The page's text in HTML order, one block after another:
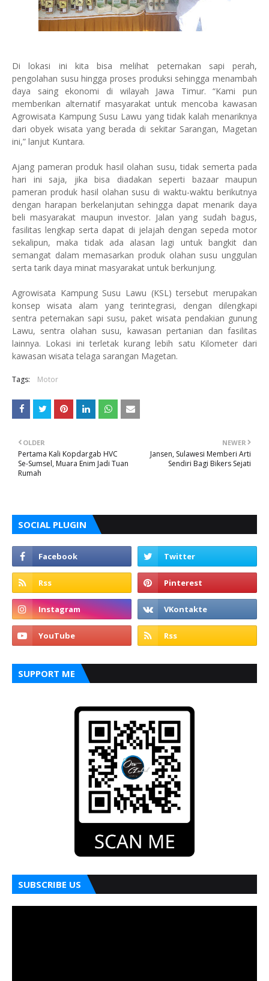
Di lokasi ini kita bisa melihat peternakan sapi perah,
pengolahan susu hingga proses produksi sehingga menambah
daya saing ekonomi di wilayah Jawa Timur. “Kami pun
memberikan alternatif masyarakat untuk mencoba kawasan
Agrowisata Kampung Susu Lawu yang tidak kalah menariknya
dari obyek wisata yang berada di sekitar Sarangan, Magetan
ini,” lanjut Kuntara.
Ajang pameran produk hasil olahan susu, tidak semerta pada
hari ini saja, jika bisa diadakan seperti bazaar maupun
pameran produk hasil olahan susu di waktu-waktu berikutnya
dengan harapan berkelanjutan sehingga dapat menarik daya
beli masyarakat maupun investor. Jalan yang sudah bagus,
fasilitas lengkap serta dapat di jelajah dengan sepeda motor
sekalipun, maka tidak ada alasan lagi untuk bangkit dan
semangat dalam memasarkan produk olahan susu unggulan
serta tarik daya minat masyarakat untuk berkunjung.
Agrowisata Kampung Susu Lawu (KSL) tersebut merupakan
konsep wisata alam yang terintegrasi, dengan dilengkapi
sentra peternakan sapi susu, paket wisata pendakian gunung
Lawu, sentra olahan susu, kawasan pertanian dan fasilitas
lainnya. Lokasi ini terletak kurang lebih satu Kilometer dari
kawasan wisata telaga sarangan Magetan.
Tags: Motor
NEWER
Jansen, Sulawesi Memberi Arti
Sendiri Bagi Bikers Sejati
OLDER
Pertama Kali Kopdargab HVC
Se-Sumsel, Muara Enim Jadi Tuan
Rumah
SOCIAL PLUGIN
SUPPORT ME
SUBSCRIBE US